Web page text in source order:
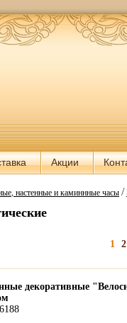
Акции
настенные и каминнные часы/
1 2
декоративные